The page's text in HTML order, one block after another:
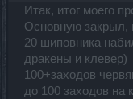
Итак, итог моего
Основную закрыл,
20 шиповника
дракены и клевер)
100+заходов
до 100 заходов на